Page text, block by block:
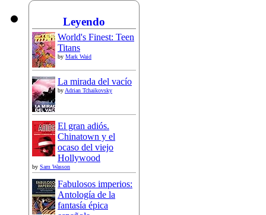
Leyendo
World's Finest: Teen
Titans
by Mark Waid
La mirada del vacío
byAdrian Tchaikovsky
El gran adiós.
Chinatown y el
ocaso del viejo
Hollywood
by Sam Wasson
Fabulosos imperios:
Antología de la
fantasía épica